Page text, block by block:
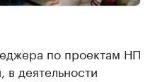
по проектам НП
в деятельности